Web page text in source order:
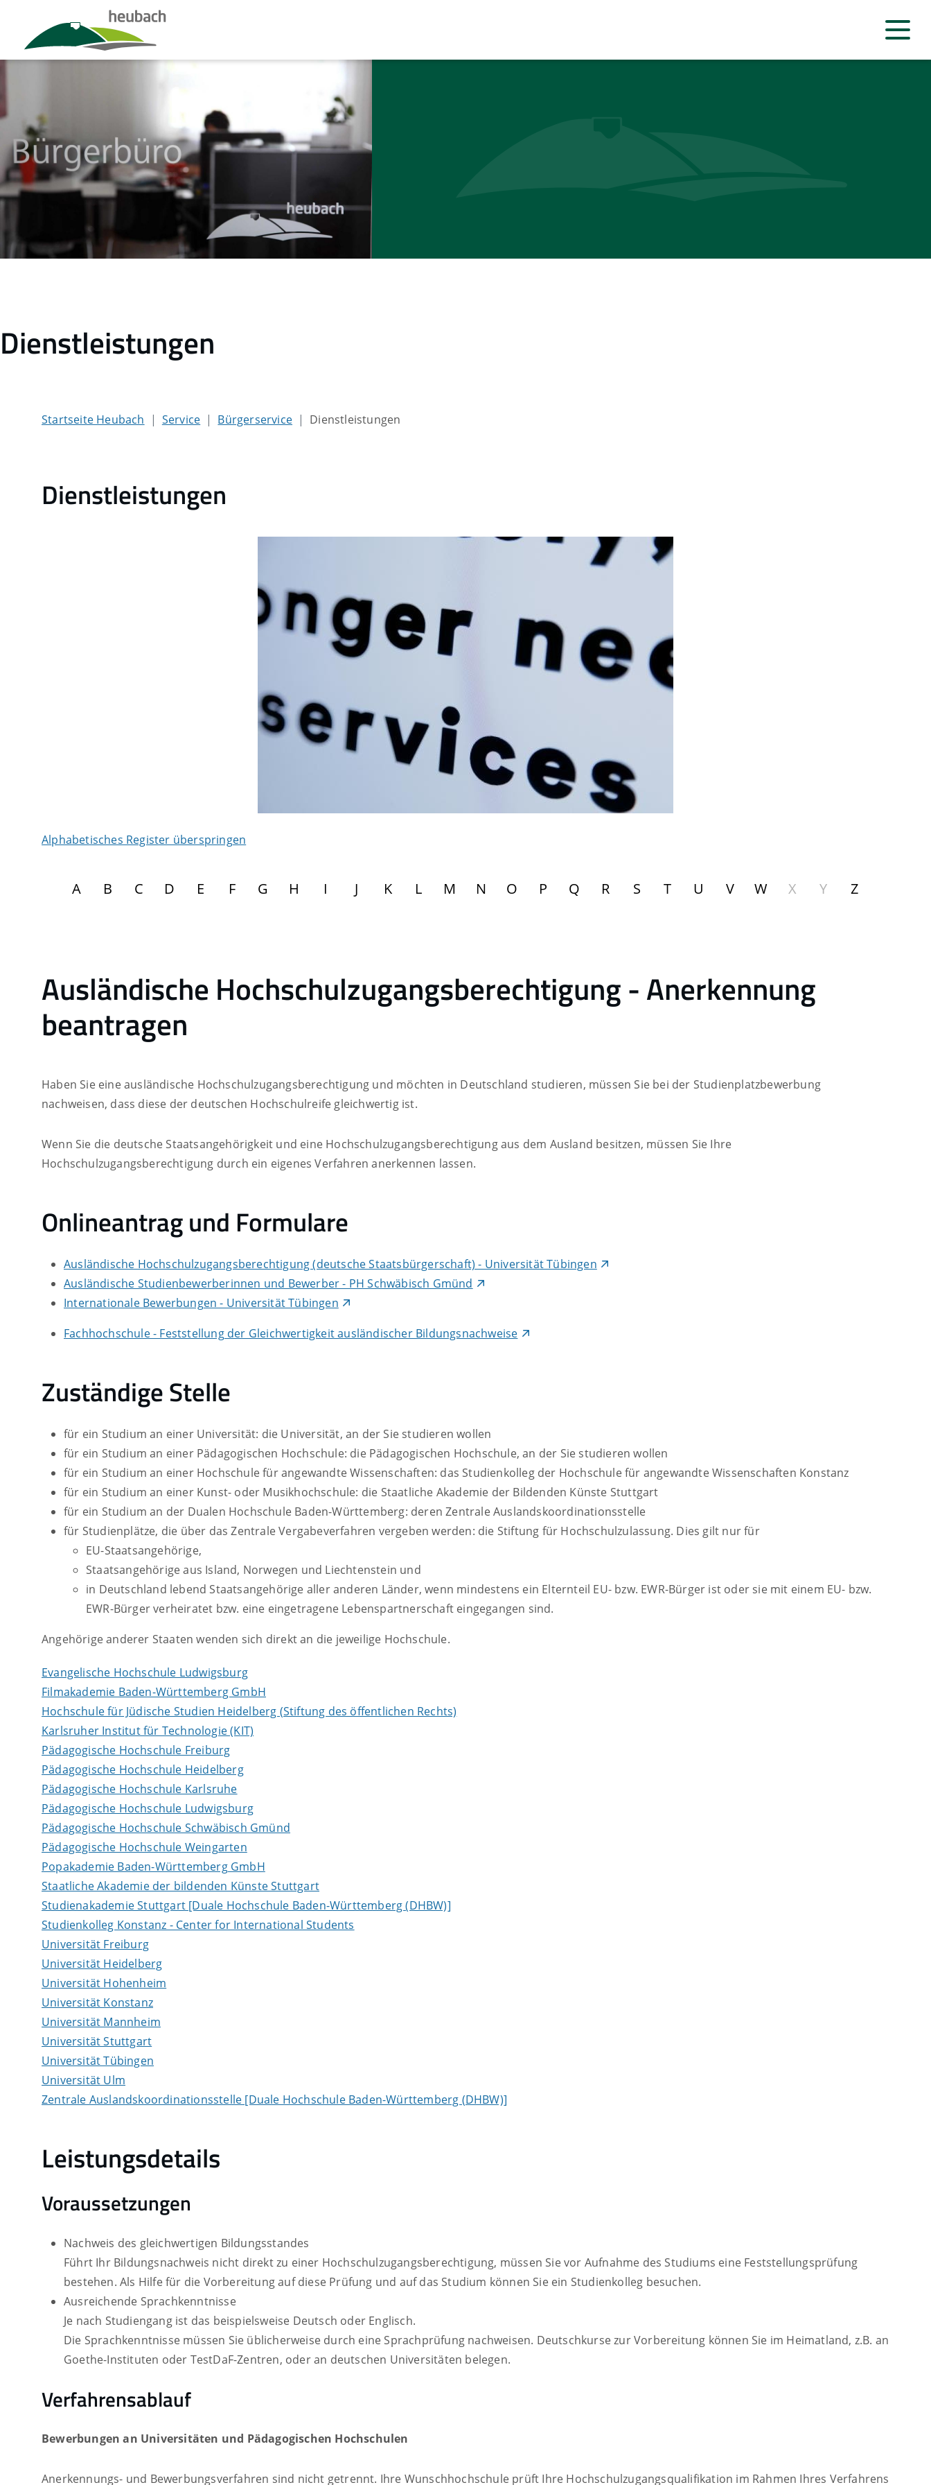
Dienstleistungen
Startseite Heubach Service Bürgerservice Dienstleistungen
Dienstleistungen
Alphabetisches Register überspringen
A B C D E F G H I J K L M N O P Q R S T U V W X Y Z
Ausländische Hochschulzugangsberechtigung - Anerkennung
beantragen
Haben Sie eine ausländische Hochschulzugangsberechtigung und möchten in Deutschland studieren, müssen Sie bei der Studienplatzbewerbung
nachweisen, dass diese der deutschen Hochschulreife gleichwertig ist.
Wenn Sie die deutsche Staatsangehörigkeit und eine Hochschulzugangsberechtigung aus dem Ausland besitzen, müssen Sie Ihre
Hochschulzugangsberechtigung durch ein eigenes Verfahren anerkennen lassen.
Onlineantrag und Formulare
Ausländische Hochschulzugangsberechtigung (deutsche Staatsbürgerschaft) - Universität Tübingen
Ausländische Studienbewerberinnen und Bewerber - PH Schwäbisch Gmünd
Internationale Bewerbungen - Universität Tübingen
Fachhochschule - Feststellung der Gleichwertigkeit ausländischer Bildungsnachweise
Zuständige Stelle
für ein Studium an einer Universität: die Universität, an der Sie studieren wollen
für ein Studium an einer Pädagogischen Hochschule: die Pädagogischen Hochschule, an der Sie studieren wollen
für ein Studium an einer Hochschule für angewandte Wissenschaften: das Studienkolleg der Hochschule für angewandte Wissenschaften Konstanz
für ein Studium an einer Kunst- oder Musikhochschule: die Staatliche Akademie der Bildenden Künste Stuttgart
für ein Studium an der Dualen Hochschule Baden-Württemberg: deren Zentrale Auslandskoordinationsstelle
für Studienplätze, die über das Zentrale Vergabeverfahren vergeben werden: die Stiftung für Hochschulzulassung. Dies gilt nur für
EU-Staatsangehörige,
Staatsangehörige aus Island, Norwegen und Liechtenstein und
in Deutschland lebend Staatsangehörige aller anderen Länder, wenn mindestens ein Elternteil EU- bzw. EWR-Bürger ist oder sie mit einem EU- bzw.
EWR-Bürger verheiratet bzw. eine eingetragene Lebenspartnerschaft eingegangen sind.
Angehörige anderer Staaten wenden sich direkt an die jeweilige Hochschule.
Evangelische Hochschule Ludwigsburg
Filmakademie Baden-Württemberg GmbH
Hochschule für Jüdische Studien Heidelberg (Stiftung des öffentlichen Rechts)
Karlsruher Institut für Technologie (KIT)
Pädagogische Hochschule Freiburg
Pädagogische Hochschule Heidelberg
Pädagogische Hochschule Karlsruhe
Pädagogische Hochschule Ludwigsburg
Pädagogische Hochschule Schwäbisch Gmünd
Pädagogische Hochschule Weingarten
Popakademie Baden-Württemberg GmbH
Staatliche Akademie der bildenden Künste Stuttgart
Studienakademie Stuttgart [Duale Hochschule Baden-Württemberg (DHBW)]
Studienkolleg Konstanz - Center for International Students
Universität Freiburg
Universität Heidelberg
Universität Hohenheim
Universität Konstanz
Universität Mannheim
Universität Stuttgart
Universität Tübingen
Universität Ulm
Zentrale Auslandskoordinationsstelle [Duale Hochschule Baden-Württemberg (DHBW)]
Leistungsdetails
Voraussetzungen
Nachweis des gleichwertigen Bildungsstandes
Führt Ihr Bildungsnachweis nicht direkt zu einer Hochschulzugangsberechtigung, müssen Sie vor Aufnahme des Studiums eine Feststellungsprüfung
bestehen. Als Hilfe für die Vorbereitung auf diese Prüfung und auf das Studium können Sie ein Studienkolleg besuchen.
Ausreichende Sprachkenntnisse
Je nach Studiengang ist das beispielsweise Deutsch oder Englisch.
Die Sprachkenntnisse müssen Sie üblicherweise durch eine Sprachprüfung nachweisen. Deutschkurse zur Vorbereitung können Sie im Heimatland, z.B. an
Goethe-Instituten oder TestDaF-Zentren, oder an deutschen Universitäten belegen.
Verfahrensablauf
Bewerbungen an Universitäten und Pädagogischen Hochschulen
Anerkennungs- und Bewerbungsverfahren sind nicht getrennt. Ihre Wunschhochschule prüft Ihre Hochschulzugangsqualifikation im Rahmen Ihres Verfahrens